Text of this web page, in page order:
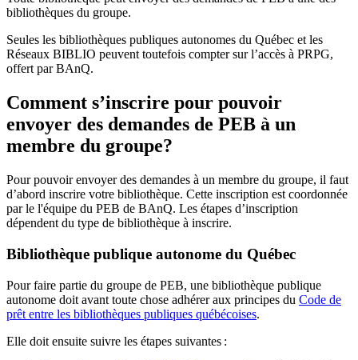
bibliothèques du groupe.
Seules les bibliothèques publiques autonomes du Québec et les
Réseaux BIBLIO peuvent toutefois compter sur l’accès à PRPG,
offert par BAnQ.
Comment s’inscrire pour pouvoir
envoyer des demandes de PEB à un
membre du groupe?
Pour pouvoir envoyer des demandes à un membre du groupe, il faut
d’abord inscrire votre bibliothèque. Cette inscription est coordonnée
par le l'équipe du PEB de BAnQ. Les étapes d’inscription
dépendent du type de bibliothèque à inscrire.
Bibliothèque publique autonome du Québec
Pour faire partie du groupe de PEB, une bibliothèque publique
autonome doit avant toute chose adhérer aux principes du Code de
prêt entre les bibliothèques publiques québécoises.
Elle doit ensuite suivre les étapes suivantes :